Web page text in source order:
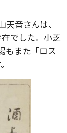
音さんは、
でした。小芝
もまた「ロス